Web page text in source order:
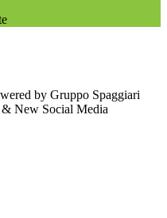
by Gruppo Spaggiari
New Social Media